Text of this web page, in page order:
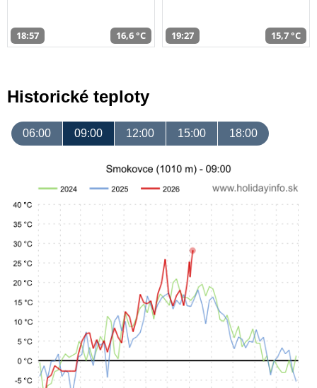
18:57 16,6 °C 19:27 15,7 °C
Historické teploty
06:00 09:00 12:00 15:00 18:00